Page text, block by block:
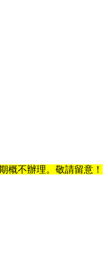
概不辦理。敬請留意！